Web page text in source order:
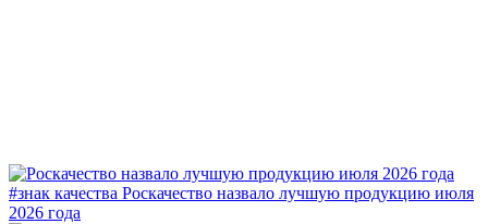
#знак качества Роскачество назвало лучшую продукцию июля
2026 года